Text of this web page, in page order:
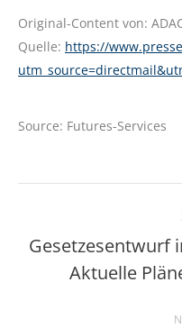
Original-Content von:
Quelle: https://
Source: Futures-Services
Gesetzesentwurf
Aktuelle